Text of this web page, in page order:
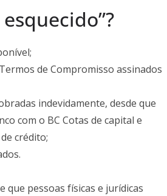
de Compromisso assinados
indevidamente, desde que
com o BC Cotas de capital e
crédito;
que pessoas físicas e jurídicas